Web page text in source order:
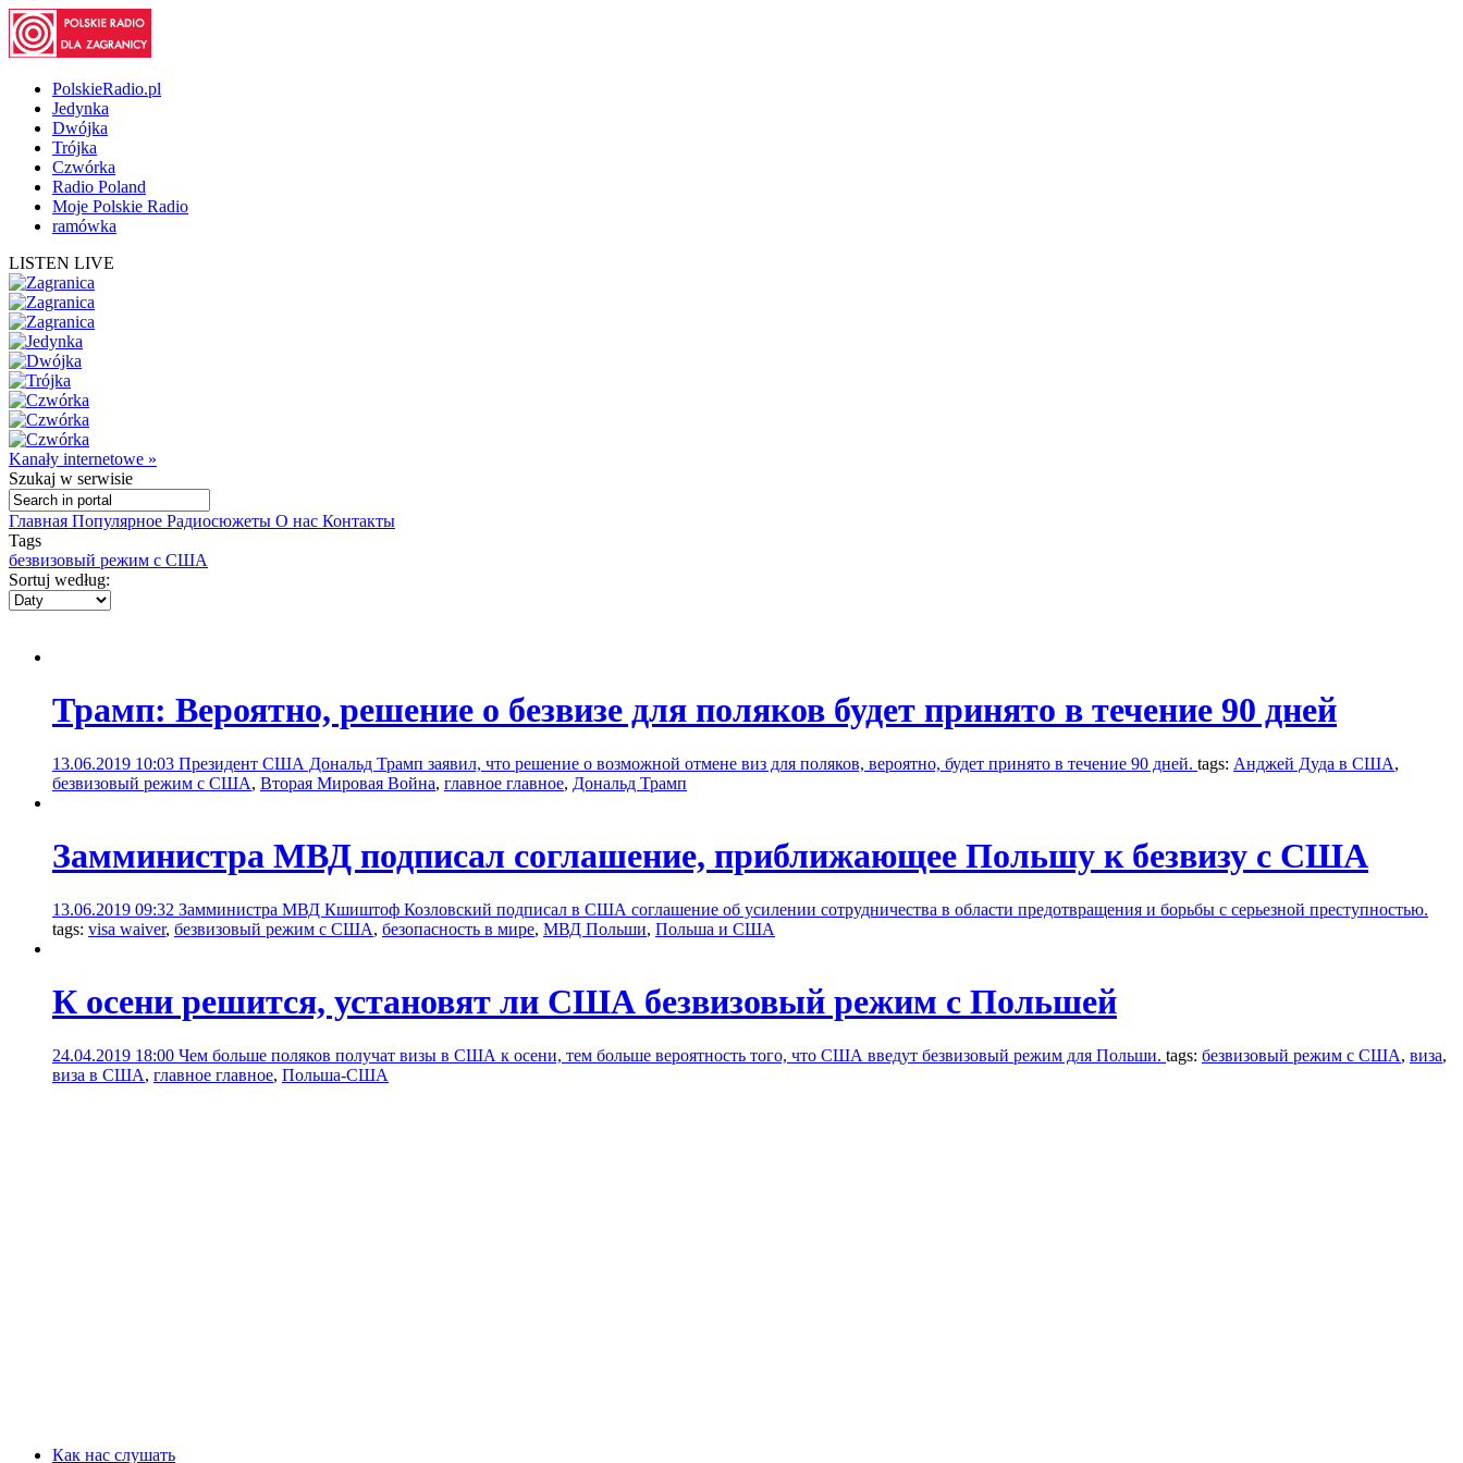
PolskieRadio.pl
Jedynka
Dwójka
Trójka
Czwórka
Radio Poland
Moje Polskie Radio
ramówka
LISTEN LIVE
Kanały internetowe »
Szukaj w serwisie
Главная Популярное Радиосюжеты О нас Контакты
Tags
безвизовый режим с США
Sortuj według:
Трамп: Вероятно, решение о безвизе для поляков будет принято в течение 90 дней
13.06.2019 10:03 Президент США Дональд Трамп заявил, что решение о возможной отмене виз для поляков, вероятно, будет принято в течение 90 дней. tags: Анджей Дуда в США,
безвизовый режим с США, Вторая Мировая Война, главное главное, Дональд Трамп
Замминистра МВД подписал соглашение, приближающее Польшу к безвизу с США
13.06.2019 09:32 Замминистра МВД Кшиштоф Козловский подписал в США соглашение об усилении сотрудничества в области предотвращения и борьбы с серьезной преступностью.
tags: visa waiver, безвизовый режим с США, безопасность в мире, МВД Польши, Польша и США
К осени решится, установят ли США безвизовый режим с Польшей
24.04.2019 18:00 Чем больше поляков получат визы в США к осени, тем больше вероятность того, что США введут безвизовый режим для Польши. tags: безвизовый режим с США, виза,
виза в США, главное главное, Польша-США
Как нас слушать